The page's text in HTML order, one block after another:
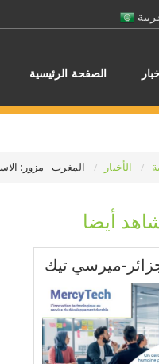
الصفحة الرئيسية
الأخبار المغرب - مزور:
أيضا
ميرسي تيك